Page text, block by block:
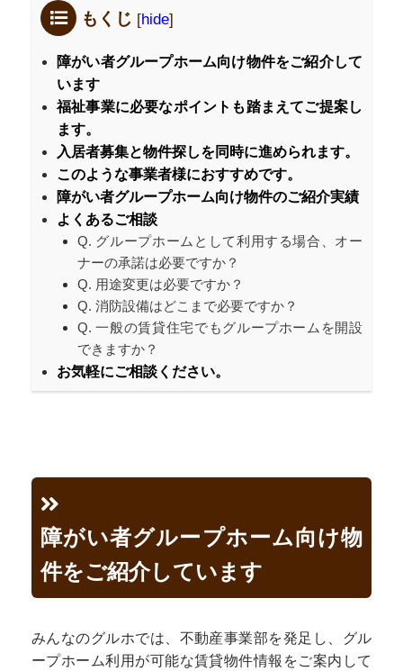
もくじ [hide]
障がい者グループホーム向け物件をご紹介して
います
福祉事業に必要なポイントも踏まえてご提案し
ます。
入居者募集と物件探しを同時に進められます。
このような事業者様におすすめです。
障がい者グループホーム向け物件のご紹介実績
よくあるご相談
Q. グループホームとして利用する場合、オー
ナーの承諾は必要ですか？
Q. 用途変更は必要ですか？
Q. 消防設備はどこまで必要ですか？
Q. 一般の賃貸住宅でもグループホームを開設
できますか？
お気軽にご相談ください。
障がい者グループホーム向け物
件をご紹介しています
みんなのグルホでは、不動産事業部を発足し、グル
ープホーム利用が可能な賃貸物件情報をご案内して